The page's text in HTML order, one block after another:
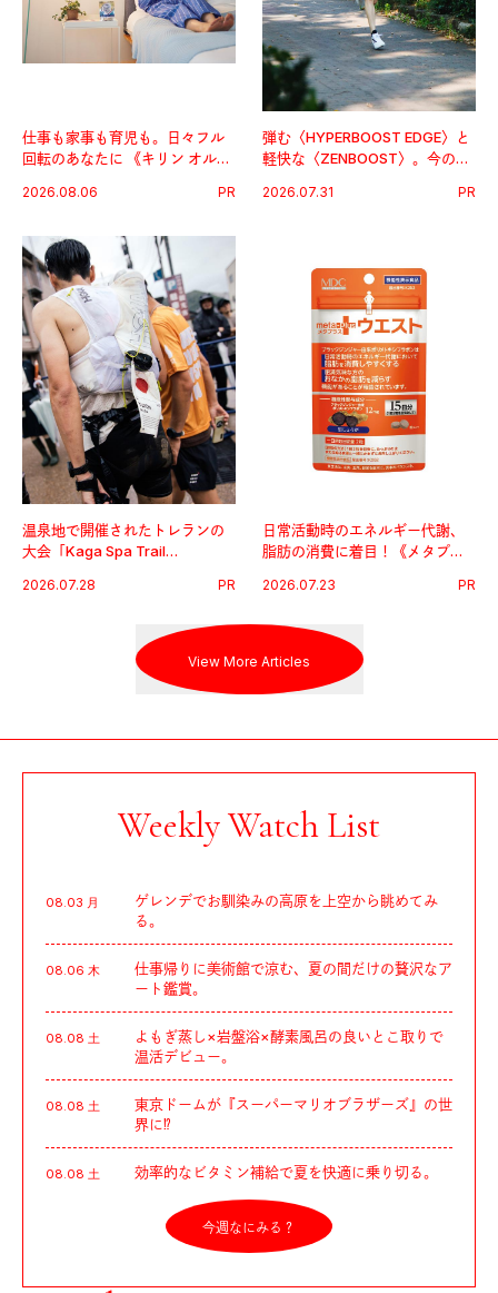
仕事も家事も育児も。日々フル
回転のあなたに 《キリン オルニ
2026.08.06 PR
弾む〈HYPERBOOST EDGE〉と
軽快な〈ZENBOOST〉。今の時
出した新機軸。
2026.07.31 PR
温泉地で開催されたトレランの
大会「Kaga Spa Trail
戦を夢見るランナーたちの奮闘
2026.07.28 PR
日常活動時のエネルギー代謝、
脂肪の消費に着目！《メタプラ
習慣。
2026.07.23 PR
View More Articles
Weekly Watch List
08.03 月
ゲレンデでお馴染みの高原を上空から眺めてみ
る。
08.06 木
仕事帰りに美術館で涼む、夏の間だけの贅沢なア
ート鑑賞。
08.08 土
よもぎ蒸し×岩盤浴×酵素風呂の良いとこ取りで
温活デビュー。
08.08 土
東京ドームが『スーパーマリオブラザーズ』の世
界に⁉︎
08.08 土 効率的なビタミン補給で夏を快適に乗り切る。
今週なにみる？